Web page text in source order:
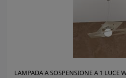
LAMPADA A SOSPENSIONE A 1 LUCE